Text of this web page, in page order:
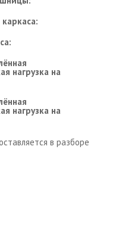
нагрузка на
нагрузка на
в разборе